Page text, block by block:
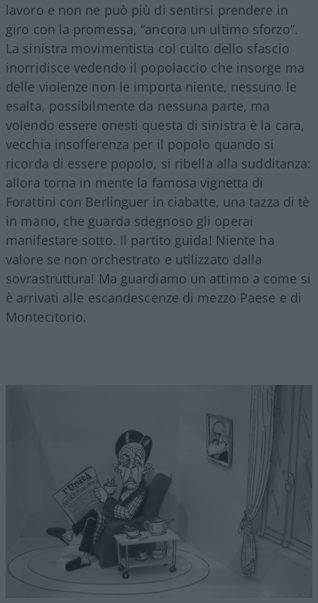
lavoro e non ne può più di sentirsi prendere in
giro con la promessa, “ancora un ultimo sforzo”.
La sinistra movimentista col culto dello sfascio
inorridisce vedendo il popolaccio che insorge ma
delle violenze non le importa niente, nessuno le
esalta, possibilmente da nessuna parte, ma
volendo essere onesti questa di sinistra è la cara,
vecchia insofferenza per il popolo quando si
ricorda di essere popolo, si ribella alla sudditanza:
allora torna in mente la famosa vignetta di
Forattini con Berlinguer in ciabatte, una tazza di tè
in mano, che guarda sdegnoso gli operai
manifestare sotto. Il partito guida! Niente ha
valore se non orchestrato e utilizzato dalla
sovrastruttura! Ma guardiamo un attimo a come si
è arrivati alle escandescenze di mezzo Paese e di
Montecitorio.